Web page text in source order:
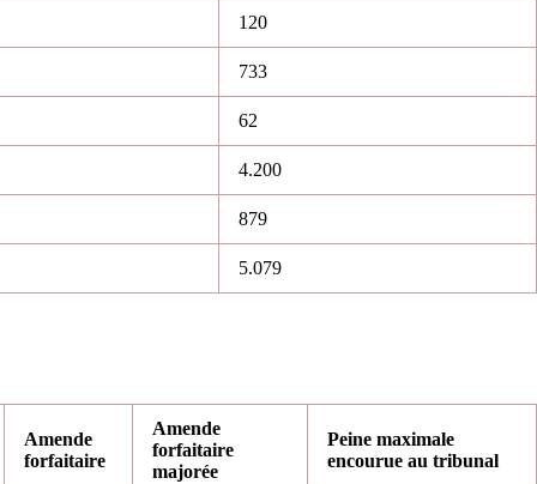
120
733
62
4.200
879
5.079
Amende
forfaitaire
Amende
forfaitaire
majorée
Peine maximale
encourue au tribunal